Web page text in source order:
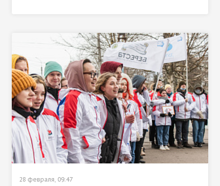
28 февраля, 09:47